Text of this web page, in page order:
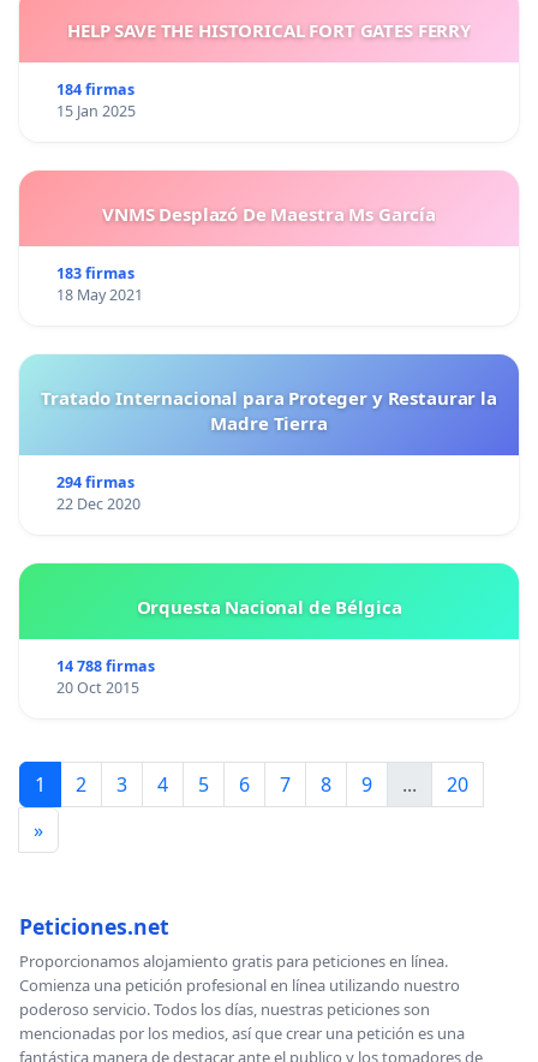
HELP SAVE THE HISTORICAL FORT GATES FERRY
184 firmas
15 Jan 2025
VNMS Desplazó De Maestra Ms García
183 firmas
18 May 2021
Tratado Internacional para Proteger y Restaurar la
Madre Tierra
294 firmas
22 Dec 2020
Orquesta Nacional de Bélgica
14 788 firmas
20 Oct 2015
1 2 3 4 5 6 7 8 9 ...
20
»
Peticiones.net
Proporcionamos alojamiento gratis para peticiones en línea.
Comienza una petición profesional en línea utilizando nuestro
poderoso servicio. Todos los días, nuestras peticiones son
mencionadas por los medios, así que crear una petición es una
fantástica manera de destacar ante el publico y los tomadores de